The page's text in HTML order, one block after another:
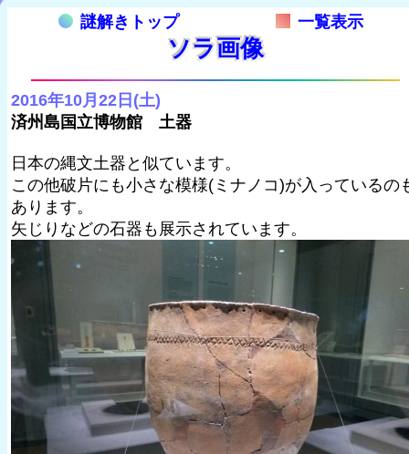
謎解きトップ 一覧表示
ソラ画像
2016年10月22日(土)
済州島国立博物館 土器
日本の縄文土器と似ています。
この他破片にも小さな模様(ミナノコ)が入っているの
あります。
矢じりなどの石器も展示されています。